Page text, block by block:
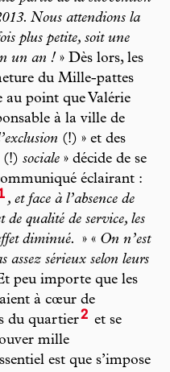
Nous attendions la
plus petite, soit une
un an ! » Dès lors, les
du Mille-pattes
point que Valérie
à la ville de
(!) » et des
(!) sociale » décide de se
éclairant :
, et face à l’absence de
de qualité de service, les
diminué.
» « On n’est
assez sérieux selon leurs
peu importe que les
à cœur de
du quartier2 et se
mille
est que s’impose